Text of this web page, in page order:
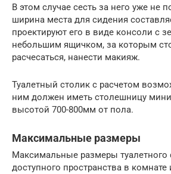
В этом случае сесть за него уже не
ширина места для сидения
проектируют его в виде консоли с
небольшим ящичком, за которым
расчесаться, нанести макияж.
Туалетный столик с расчетом
ним должен иметь столешницу
высотой 700-800мм от пола.
Максимальные размеры
Максимальные размеры туалетного
доступного пространства в комнате